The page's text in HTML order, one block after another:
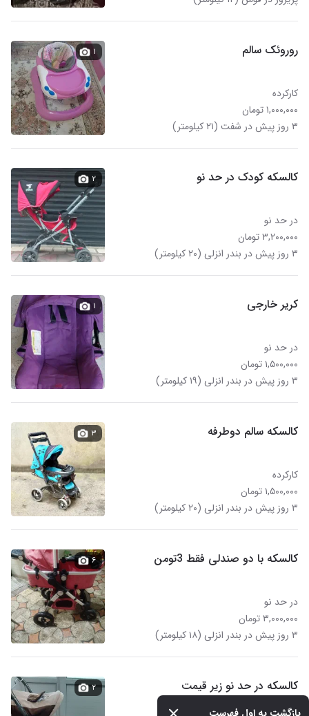
روروئک سالم
کارکرده
۱,۰۰۰,۰۰۰ تومان
۳ روز پیش در شفت (۲۱ کیلومتر)
۱
کالسکه کودک در حد نو
در حد نو
۳,۲۰۰,۰۰۰ تومان
۳ روز پیش در بندر انزلی (۲۰ کیلومتر)
۲
کریر خارجی
در حد نو
۱,۵۰۰,۰۰۰ تومان
۳ روز پیش در بندر انزلی (۱۹ کیلومتر)
۱
کالسکه سالم دوطرفه
کارکرده
۱,۵۰۰,۰۰۰ تومان
۳ روز پیش در بندر انزلی (۲۰ کیلومتر)
۳
کالسکه با دو صندلی فقط 3تومن
در حد نو
۳,۰۰۰,۰۰۰ تومان
۳ روز پیش در بندر انزلی (۱۸ کیلومتر)
۶
کالسکه در حد نو زیر قیمت ۲